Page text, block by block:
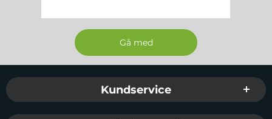
Sidfot Blandad info och länkar
Kundservice